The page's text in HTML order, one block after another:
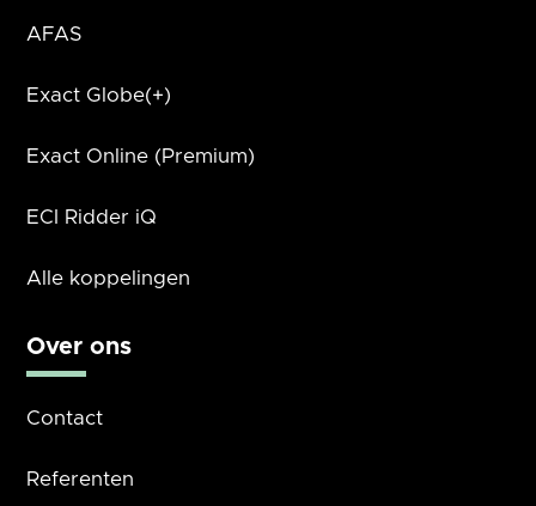
AFAS
Exact Globe(+)
Exact Online (Premium)
ECI Ridder iQ
Alle koppelingen
Over ons
Contact
Referenten